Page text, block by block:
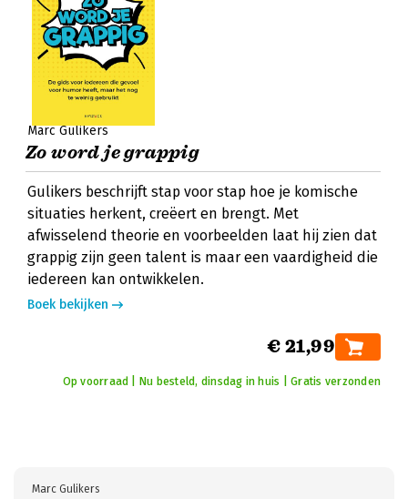
Marc Gulikers
Zo word je grappig
Gulikers beschrijft stap voor stap hoe je komische
situaties herkent, creëert en brengt. Met
afwisselend theorie en voorbeelden laat hij zien dat
grappig zijn geen talent is maar een vaardigheid die
iedereen kan ontwikkelen.
Boek bekijken
€ 21,99
Op voorraad | Nu besteld, dinsdag in huis | Gratis verzonden
Marc Gulikers